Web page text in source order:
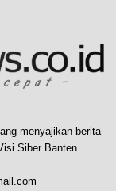
menyajikan berita
Siber Banten